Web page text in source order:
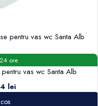
ore
vas wc Santa Alb
lei